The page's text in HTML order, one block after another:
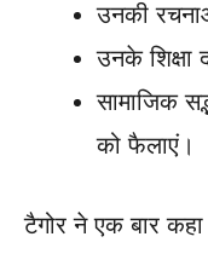
उनकी
उनके शिक्षा
सामाजिक
को फैलाएं।
टैगोर ने एक बार